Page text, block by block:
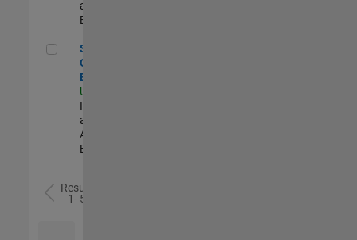
and Services |
Experimentado
Senior Observability Engineer
Senior
Observability
Engineer
US-MA-Natick
Infrastructure
and
Architecture |
Experimentado
Resultados
1- 5 de